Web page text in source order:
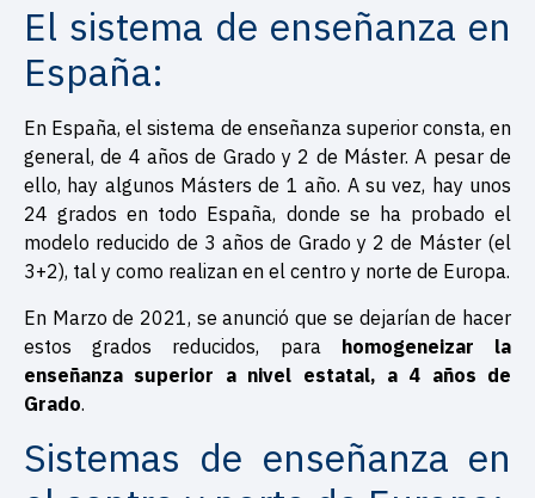
El sistema de enseñanza en
España:
En España, el sistema de enseñanza superior consta, en
general, de 4 años de Grado y 2 de Máster. A pesar de
ello, hay algunos Másters de 1 año. A su vez, hay unos
24 grados en todo España, donde se ha probado el
modelo reducido de 3 años de Grado y 2 de Máster (el
3+2), tal y como realizan en el centro y norte de Europa.
En Marzo de 2021, se anunció que se dejarían de hacer
estos grados reducidos, para homogeneizar la
enseñanza superior a nivel estatal, a 4 años de
Grado.
Sistemas de enseñanza en